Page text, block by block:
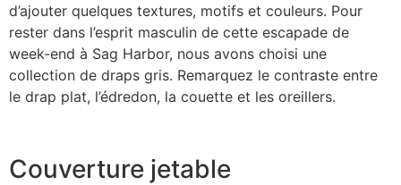
d’ajouter quelques textures, motifs et couleurs. Pour
rester dans l’esprit masculin de cette escapade de
week-end à Sag Harbor, nous avons choisi une
collection de draps gris. Remarquez le contraste entre
le drap plat, l’édredon, la couette et les oreillers.
Couverture jetable